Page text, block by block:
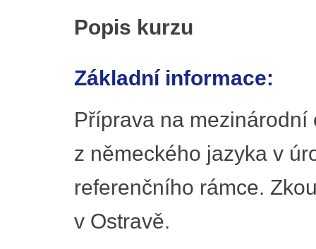
Popis kurzu
Základní informace:
Příprava na mezinárodní
z německého jazyka v
referenčního rámce.
v Ostravě.